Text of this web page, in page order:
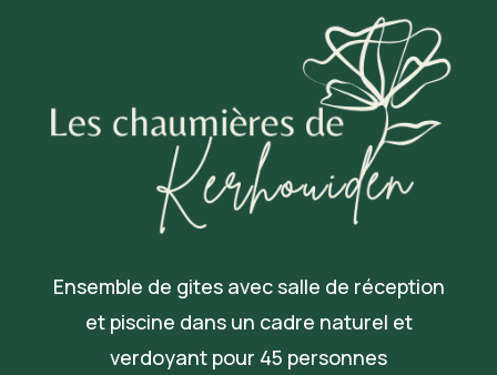
Ensemble de gites avec salle de réception
et piscine dans un cadre naturel et
verdoyant pour 45 personnes